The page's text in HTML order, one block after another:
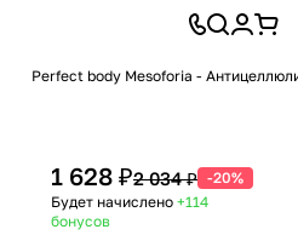
Perfect body Mesoforia -
1 628 ₽2 034 ₽ -20%
Будет начислено +114
бонусов